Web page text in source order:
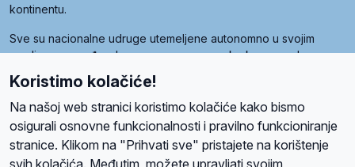
kontinentu.
Sve su nacionalne udruge utemeljene autonomno u svojim
zemljama, a međusobna su povezane preko krovne udruge
pod nazivom Svjetska obitelj Radio Marije (World Family of
Radio Maria). Svjetsku obitelj utemeljilo je sedam članica, među
kojima je i hrvatska Udruga Radio Marija.
Koristimo kolačiće!
Na našoj web stranici koristimo kolačiće kako bismo
osigurali osnovne funkcionalnosti i pravilno funkcioniranje
stranice. Klikom na "Prihvati sve" pristajete na korištenje
svih kolačića. Međutim, možete upravljati svojim